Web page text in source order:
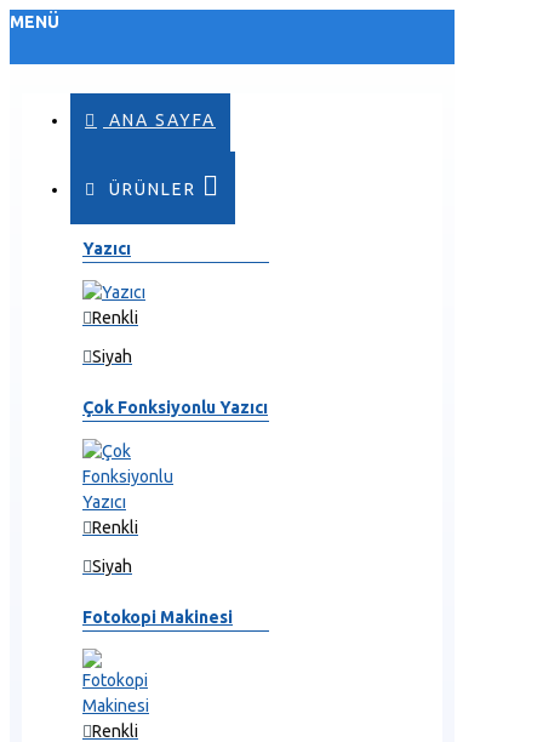
MENÜ
ANA SAYFA
ÜRÜNLER
Yazıcı
Renkli
Siyah
Çok Fonksiyonlu Yazıcı
Renkli
Siyah
Fotokopi Makinesi
Renkli